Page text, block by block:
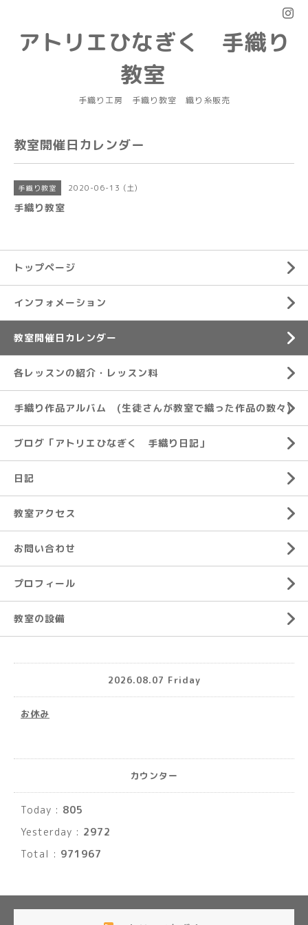
アトリエひなぎく 手織り
教室
手織り工房 手織り教室 織り糸販売
教室開催日カレンダー
手織り教室 2020-06-13 (土)
手織り教室
トップページ
インフォメーション
教室開催日カレンダー
各レッスンの紹介・レッスン料
手織り作品アルバム (生徒さんが教室で織った作品の数々)
ブログ「アトリエひなぎく 手織り日記」
日記
教室アクセス
お問い合わせ
プロフィール
教室の設備
2026.08.07 Friday
お休み
カウンター
Today : 805
Yesterday : 2972
Total : 971967